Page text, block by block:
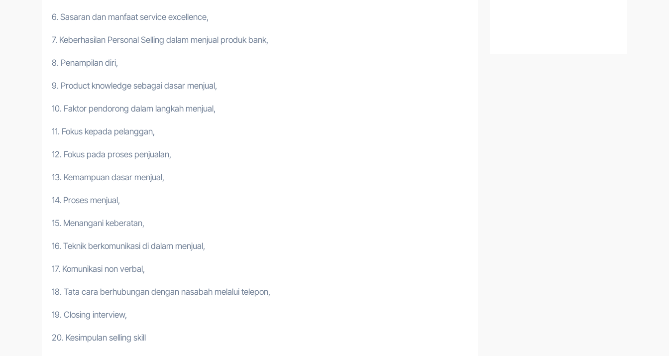
6. Sasaran dan manfaat service excellence,
7. Keberhasilan Personal Selling dalam menjual produk bank,
8. Penampilan diri,
9. Product knowledge sebagai dasar menjual,
10. Faktor pendorong dalam langkah menjual,
11. Fokus kepada pelanggan,
12. Fokus pada proses penjualan,
13. Kemampuan dasar menjual,
14. Proses menjual,
15. Menangani keberatan,
16. Teknik berkomunikasi di dalam menjual,
17. Komunikasi non verbal,
18. Tata cara berhubungan dengan nasabah melalui telepon,
19. Closing interview,
20. Kesimpulan selling skill